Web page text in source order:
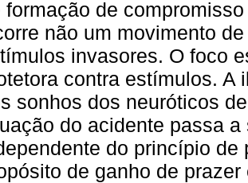
formação de
não um movimento
invasores. O foco
contra estímulos. A
sonhos dos neuróticos
do acidente passa
do princípio
de ganho de